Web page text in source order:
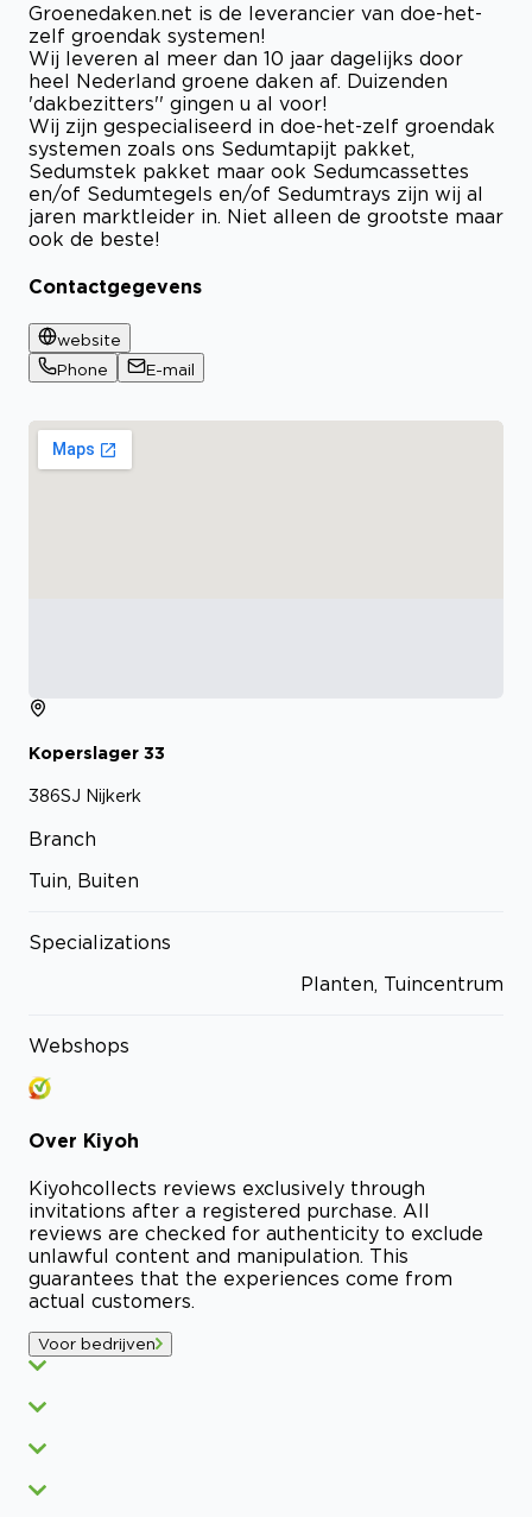
Groenedaken.net is de leverancier van doe-het-
zelf groendak systemen!
Wij leveren al meer dan 10 jaar dagelijks door
heel Nederland groene daken af. Duizenden
'dakbezitters'' gingen u al voor!
Wij zijn gespecialiseerd in doe-het-zelf groendak
systemen zoals ons Sedumtapijt pakket,
Sedumstek pakket maar ook Sedumcassettes
en/of Sedumtegels en/of Sedumtrays zijn wij al
jaren marktleider in. Niet alleen de grootste maar
ook de beste!
Contactgegevens
website
Phone
E-mail
Koperslager 33
386SJ Nijkerk
Branch
Tuin, Buiten
Specializations
Planten, Tuincentrum
Webshops
Over Kiyoh
Kiyohcollects reviews exclusively through
invitations after a registered purchase. All
reviews are checked for authenticity to exclude
unlawful content and manipulation. This
guarantees that the experiences come from
actual customers.
Voor bedrijven